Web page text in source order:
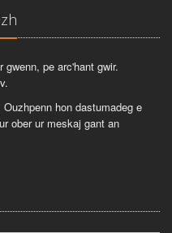
gwenn, pe arc'hant gwir.
hon dastumadeg e
ober ur meskaj gant an